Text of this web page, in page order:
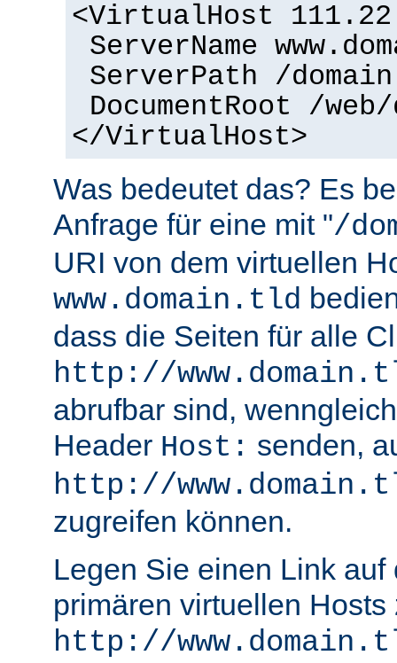
<VirtualHost
ServerName
ServerPath /domain
DocumentRoot /web/
</VirtualHost>
Was bedeutet das? Es
Anfrage für eine mit "/
URI von dem virtuellen
www.domain.tld
dass die Seiten für alle
http://
abrufbar sind,
Header Host: senden,
http://
zugreifen können.
Legen Sie einen Link auf
primären virtuellen Hosts
http://